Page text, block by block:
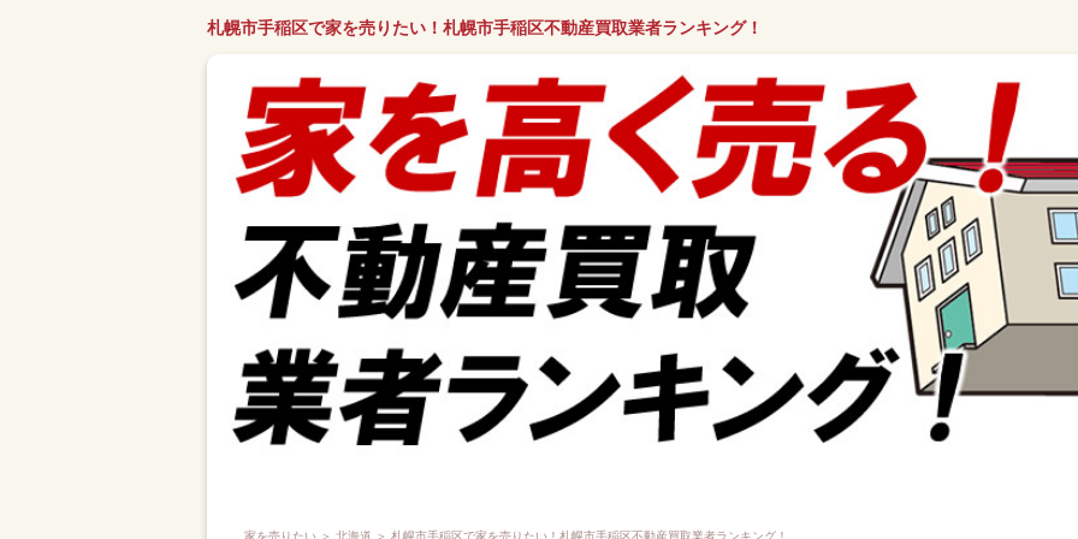
札幌市手稲区で家を売りたい！札幌市手稲区不動産買取業者ランキング！
家を売りたい ＞ 北海道 ＞ 札幌市手稲区で家を売りたい！札幌市手稲区不動産買取業者ランキング！